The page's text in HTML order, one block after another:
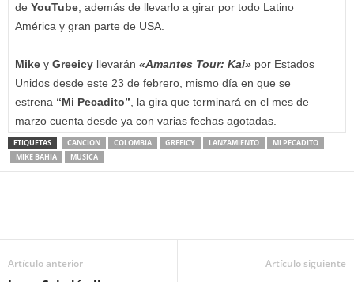
de YouTube , además de llevarlo a girar por todo Latino
América y gran parte de USA.
Mike y Greeicy llevarán «Amantes Tour: Kai» por Estados
Unidos desde este 23 de febrero, mismo día en que se
estrena “Mi Pecadito” , la gira que terminará en el mes de
marzo cuenta desde ya con varias fechas agotadas.
ETIQUETAS CANCION COLOMBIA GREEICY LANZAMIENTO
MI PECADITO
MIKE BAHIA
MUSICA
Artículo anterior Artículo siguiente